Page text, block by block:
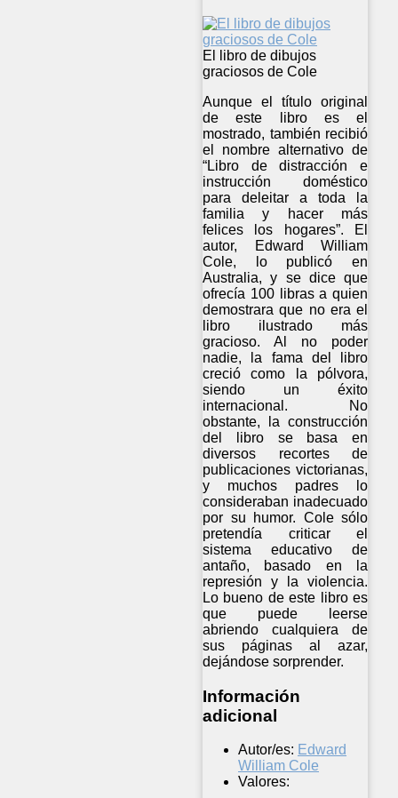
El libro de dibujos
graciosos de Cole
Aunque el título original
de este libro es el
mostrado, también recibió
el nombre alternativo de
“Libro de distracción e
instrucción doméstico
para deleitar a toda la
familia y hacer más
felices los hogares”. El
autor, Edward William
Cole, lo publicó en
Australia, y se dice que
ofrecía 100 libras a quien
demostrara que no era el
libro ilustrado más
gracioso. Al no poder
nadie, la fama del libro
creció como la pólvora,
siendo un éxito
internacional. No
obstante, la construcción
del libro se basa en
diversos recortes de
publicaciones victorianas,
y muchos padres lo
consideraban inadecuado
por su humor. Cole sólo
pretendía criticar el
sistema educativo de
antaño, basado en la
represión y la violencia.
Lo bueno de este libro es
que puede leerse
abriendo cualquiera de
sus páginas al azar,
dejándose sorprender.
Información
adicional
Autor/es: Edward
William Cole
Valores: